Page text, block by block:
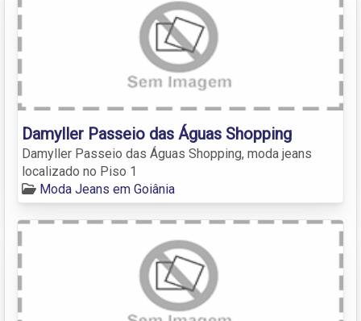
Damyller Passeio das Águas Shopping
Damyller Passeio das Águas Shopping, moda jeans
localizado no Piso 1
Moda Jeans em Goiânia